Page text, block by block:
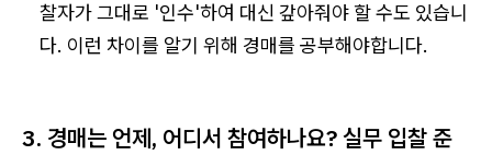
찰자가 그대로 '인수'하여 대신 갚아줘야 할 수도 있습니
다. 이런 차이를 알기 위해 경매를 공부해야합니다.
3. 경매는 언제, 어디서 참여하나요? 실무 입찰 준